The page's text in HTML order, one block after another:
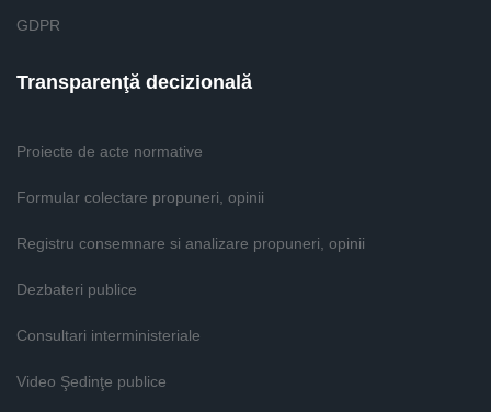
GDPR
Transparenţă decizională
Proiecte de acte normative
Formular colectare propuneri, opinii
Registru consemnare si analizare propuneri, opinii
Dezbateri publice
Consultari interministeriale
Video Şedinţe publice